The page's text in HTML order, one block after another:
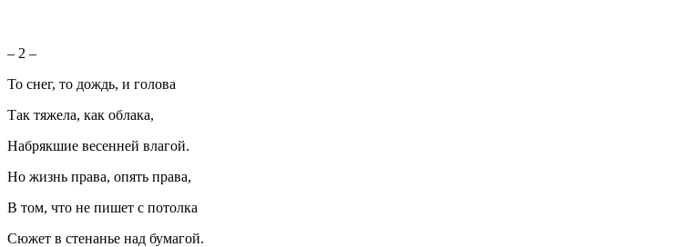
– 2 –
То снег, то дождь, и голова
Так тяжела, как облака,
Набрякшие весенней влагой.
Но жизнь права, опять права,
В том, что не пишет с потолка
Сюжет в стенанье над бумагой.